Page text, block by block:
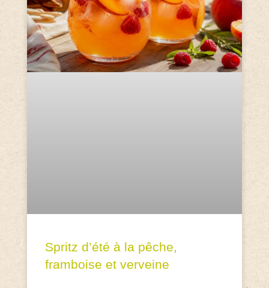
Spritz d’été à la pêche,
framboise et verveine